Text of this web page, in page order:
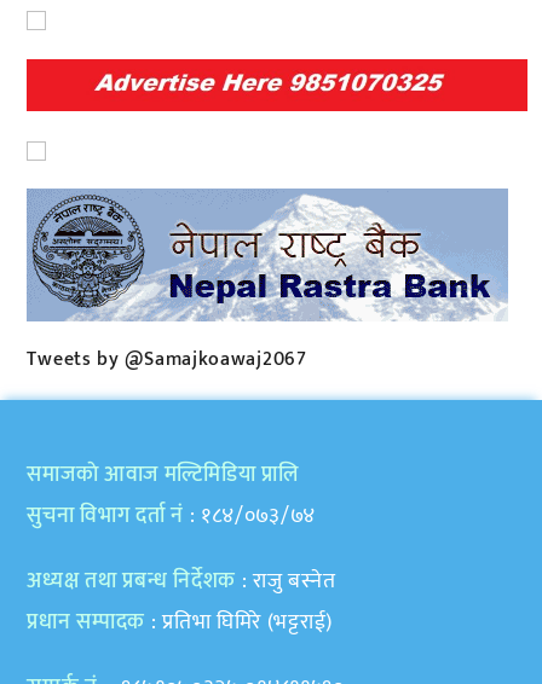
Tweets by @Samajkoawaj2067
समाजकाे आवाज मल्टिमिडिया प्रालि
सुचना विभाग दर्ता नं : १८४/०७३/७४
अध्यक्ष तथा प्रबन्ध निर्देशक : राजु बस्नेत
प्रधान सम्पादक : प्रतिभा घिमिरे (भट्टराई)